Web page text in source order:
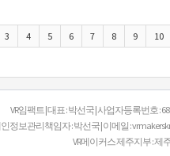
3 4 5 6 7 8 9 10
VR임팩트 | 대표 : 박선국 | 사업자등록번호 :
정보관리책임자 : 박선국 | 이메일 :
VR메이커스 제주지부 : 제